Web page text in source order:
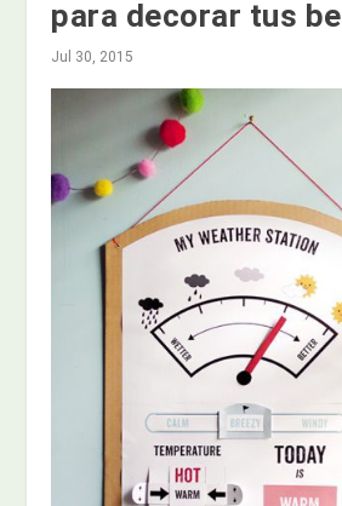
para decorar tus
Jul 30, 2015